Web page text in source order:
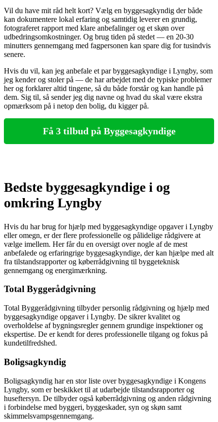
Vil du have mit råd helt kort? Vælg en byggesagkyndig der både
kan dokumentere lokal erfaring og samtidig leverer en grundig,
fotograferet rapport med klare anbefalinger og et skøn over
udbedringsomkostninger. Og brug tiden på stedet — en 20‑30
minutters gennemgang med fagpersonen kan spare dig for tusindvis
senere.
Hvis du vil, kan jeg anbefale et par byggesagkyndige i Lyngby, som
jeg kender og stoler på — de har arbejdet med de typiske problemer
her og forklarer altid tingene, så du både forstår og kan handle på
dem. Sig til, så sender jeg dig navne og hvad du skal være ekstra
opmærksom på i netop den bolig, du kigger på.
Få 3 tilbud på Byggesagkyndige
Bedste byggesagkyndige i og
omkring Lyngby
Hvis du har brug for hjælp med byggesagkyndige opgaver i Lyngby
eller omegn, er der flere professionelle og pålidelige rådgivere at
vælge imellem. Her får du en oversigt over nogle af de mest
anbefalede og erfaringrige byggesagkyndige, der kan hjælpe med alt
fra tilstandsrapporter og køberrådgivning til byggeteknisk
gennemgang og energimærkning.
Total Byggerådgivning
Total Byggerådgivning tilbyder personlig rådgivning og hjælp med
byggesagkyndige opgaver i Lyngby. De sikrer kvalitet og
overholdelse af bygningsregler gennem grundige inspektioner og
ekspertise. De er kendt for deres professionelle tilgang og fokus på
kundetilfredshed.
Boligsagkyndig
Boligsagkyndig har en stor liste over byggesagkyndige i Kongens
Lyngby, som er beskikket til at udarbejde tilstandsrapporter og
huseftersyn. De tilbyder også køberrådgivning og anden rådgivning
i forbindelse med byggeri, byggeskader, syn og skøn samt
skimmelsvampsgennemgang.